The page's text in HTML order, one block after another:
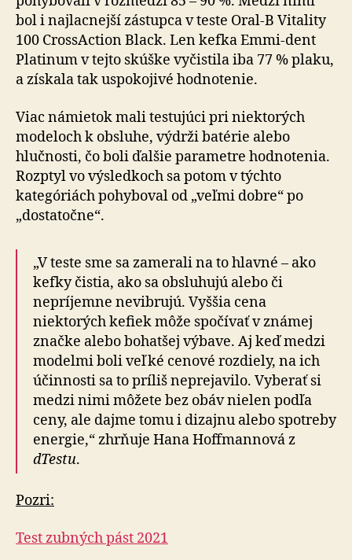
bol i najlacnejší zástupca v teste Oral-B Vitality
100 CrossAction Black. Len kefka Emmi-dent
Platinum v tejto skúške vyčistila iba 77 % plaku,
a získala tak uspokojivé hodnotenie.
Viac námietok mali testujúci pri niektorých
modeloch k obsluhe, výdrži batérie alebo
hlučnosti, čo boli ďalšie parametre hodnotenia.
Rozptyl vo výsledkoch sa potom v týchto
kategóriách pohyboval od „veľmi dobre“ po
„dostatočne“.
„V teste sme sa zamerali na to hlavné – ako
kefky čistia, ako sa obsluhujú alebo či
nepríjemne nevibrujú. Vyššia cena
niektorých kefiek môže spočívať v známej
značke alebo bohatšej výbave. Aj keď medzi
modelmi boli veľké cenové rozdiely, na ich
účinnosti sa to príliš neprejavilo. Vyberať si
medzi nimi môžete bez obáv nielen podľa
ceny, ale dajme tomu i dizajnu alebo spotreby
energie,“ zhrňuje Hana Hoffmannová z
dTestu.
Pozri:
Test zubných pást 2021